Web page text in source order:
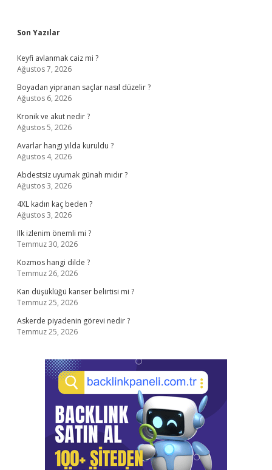
Sidebar
Son Yazılar
Keyfi avlanmak caiz mi ?
Ağustos 7, 2026
Boyadan yipranan saçlar nasıl düzelir ?
Ağustos 6, 2026
Kronik ve akut nedir ?
Ağustos 5, 2026
Avarlar hangi yılda kuruldu ?
Ağustos 4, 2026
Abdestsiz uyumak günah mıdır ?
Ağustos 3, 2026
4XL kadın kaç beden ?
Ağustos 3, 2026
Ilk izlenim önemli mi ?
Temmuz 30, 2026
Kozmos hangi dilde ?
Temmuz 26, 2026
Kan düşüklüğü kanser belirtisi mi ?
Temmuz 25, 2026
Askerde piyadenin görevi nedir ?
Temmuz 25, 2026